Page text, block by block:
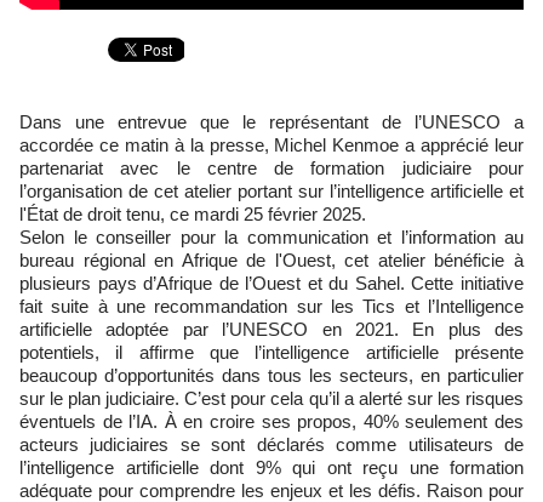
Dans une entrevue que le représentant de l’UNESCO a
accordée ce matin à la presse, Michel Kenmoe a apprécié leur
partenariat avec le centre de formation judiciaire pour
l’organisation de cet atelier portant sur l’intelligence artificielle et
l'État de droit tenu, ce mardi 25 février 2025.
Selon le conseiller pour la communication et l’information au
bureau régional en Afrique de l'Ouest, cet atelier bénéficie à
plusieurs pays d’Afrique de l’Ouest et du Sahel. Cette initiative
fait suite à une recommandation sur les Tics et l’Intelligence
artificielle adoptée par l’UNESCO en 2021. En plus des
potentiels, il affirme que l’intelligence artificielle présente
beaucoup d’opportunités dans tous les secteurs, en particulier
sur le plan judiciaire. C’est pour cela qu’il a alerté sur les risques
éventuels de l’IA. À en croire ses propos, 40% seulement des
acteurs judiciaires se sont déclarés comme utilisateurs de
l’intelligence artificielle dont 9% qui ont reçu une formation
adéquate pour comprendre les enjeux et les défis. Raison pour